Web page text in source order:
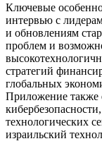
Ключевые
интервью с
и обновлениям
проблем и
стратегий
глобальных
Приложение также
технологических
израильский